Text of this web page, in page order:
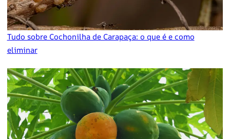
Tudo sobre Cochonilha de Carapaça: o que é e como
eliminar